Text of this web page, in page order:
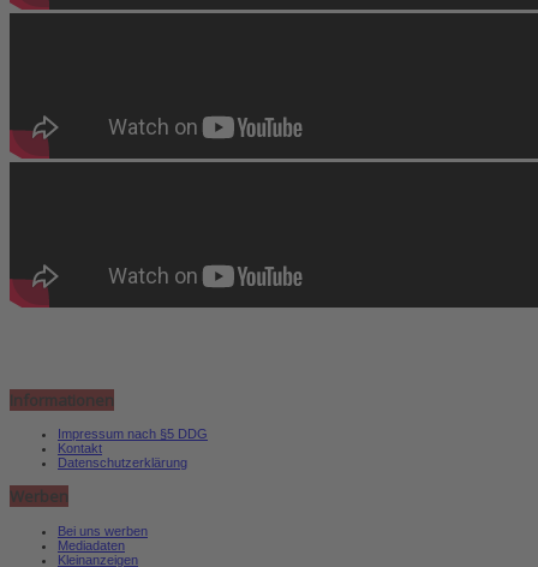
Informationen
Impressum nach §5 DDG
Kontakt
Datenschutzerklärung
Werben
Bei uns werben
Mediadaten
Kleinanzeigen